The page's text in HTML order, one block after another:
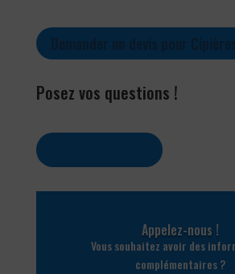
Posez vos questions !
Appelez-nous !
Vous souhaitez avoir des
complémentaires ?